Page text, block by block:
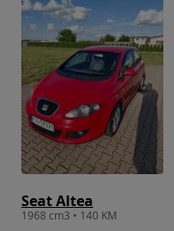
Seat Altea
1968 cm3 • 140 KM